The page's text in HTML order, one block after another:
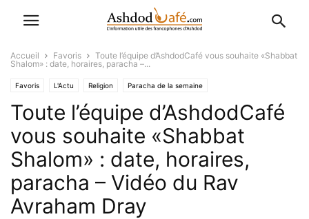
Accueil Favoris
Toute l’équipe d’AshdodCafé vous souhaite «Shabbat
Shalom» : date, horaires, paracha –...
Favoris L'Actu Religion Paracha de la semaine
Toute l’équipe d’AshdodCafé
vous souhaite «Shabbat
Shalom» : date, horaires,
paracha – Vidéo du Rav
Avraham Dray